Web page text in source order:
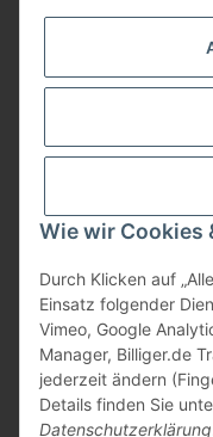
Wie wir Cookies
Durch Klicken auf
Einsatz folgender
Vimeo, Google
Manager, Billiger.de
jederzeit ändern
Details finden Sie
Datenschutzerklärung
Gesetzliche
Bezahlung